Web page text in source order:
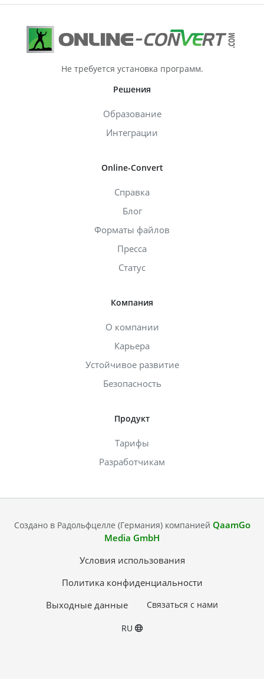
Не требуется установка программ.
Решения
Образование
Интеграции
Online-Convert
Справка
Блог
Форматы файлов
Пресса
Статус
Компания
О компании
Карьера
Устойчивое развитие
Безопасность
Продукт
Тарифы
Разработчикам
Создано в Радольфцелле (Германия) компанией QaamGo
Media GmbH
Условия использования
Политика конфиденциальности
Выходные данные
Связаться с нами
RU